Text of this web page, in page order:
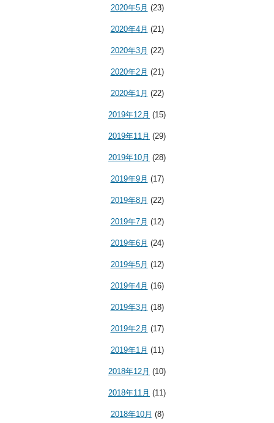
2020年5月 (23)
2020年4月 (21)
2020年3月 (22)
2020年2月 (21)
2020年1月 (22)
2019年12月 (15)
2019年11月 (29)
2019年10月 (28)
2019年9月 (17)
2019年8月 (22)
2019年7月 (12)
2019年6月 (24)
2019年5月 (12)
2019年4月 (16)
2019年3月 (18)
2019年2月 (17)
2019年1月 (11)
2018年12月 (10)
2018年11月 (11)
2018年10月 (8)